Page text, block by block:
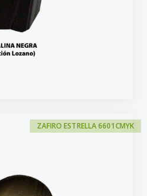
ZAFIRO ESTRELLA 6601CMYK